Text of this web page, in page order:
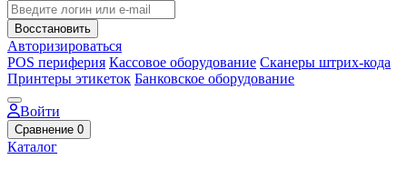
Восстановить
Авторизироваться
POS периферия Кассовое оборудование Сканеры штрих-кода
Принтеры этикеток Банковское оборудование
Войти
Сравнение 0
Каталог